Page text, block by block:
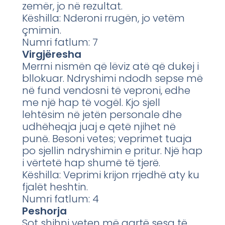
zemër, jo në rezultat.
Këshilla: Nderoni rrugën, jo vetëm
çmimin.
Numri fatlum: 7
Virgjëresha
Merrni nismën që lëviz atë që dukej i
bllokuar. Ndryshimi ndodh sepse më
në fund vendosni të veproni, edhe
me një hap të vogël. Kjo sjell
lehtësim në jetën personale dhe
udhëheqja juaj e qetë njihet në
punë. Besoni vetes; veprimet tuaja
po sjellin ndryshimin e pritur. Një hap
i vërtetë hap shumë të tjerë.
Këshilla: Veprimi krijon rrjedhë aty ku
fjalët heshtin.
Numri fatlum: 4
Peshorja